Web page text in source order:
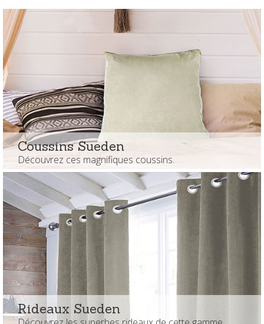
Coussins Sueden
Découvrez ces magnifiques coussins.
Rideaux Sueden